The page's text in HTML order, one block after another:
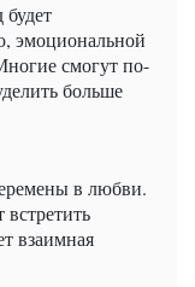
эмоциональной
смогут по-
больше
в любви.
взаимная